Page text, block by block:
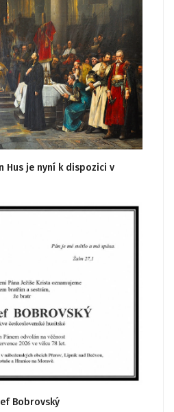
Hus je nyní k dispozici v
Bobrovský